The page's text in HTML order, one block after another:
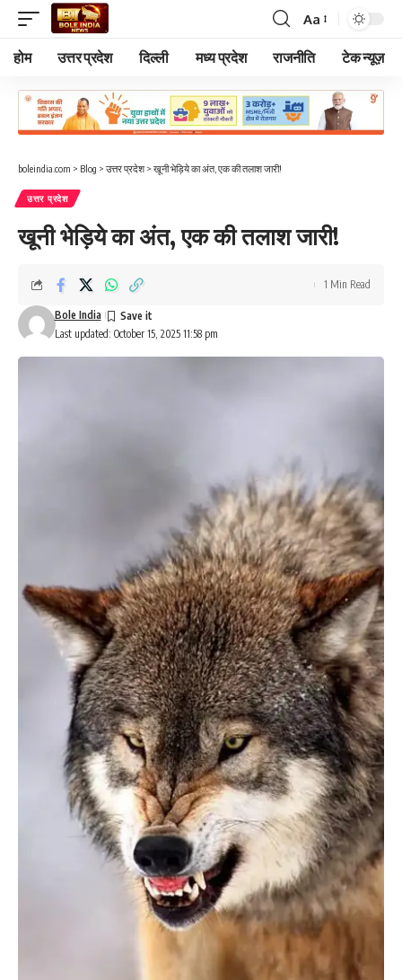
Font
Resizer
Aa
होम उत्तर प्रदेश दिल्ली मध्य प्रदेश राजनीति टेक न्यूज़
boleindia.com > Blog > उत्तर प्रदेश> खूनी भेड़िये का अंत, एक की तलाश जारी!
उत्तर प्रदेश
खूनी भेड़िये का अंत, एक की तलाश जारी!
Last updated: October 15, 2025 11:58 pm
Bole India
1 Min Read